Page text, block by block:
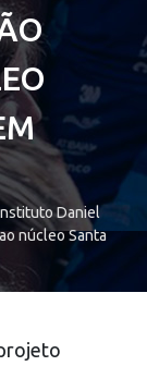
Daniel
núcleo Santa